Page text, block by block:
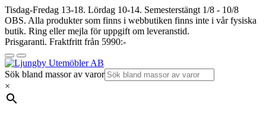
Tisdag-Fredag 13-18. Lördag 10-14. Semesterstängt 1/8 - 10/8
OBS. Alla produkter som finns i webbutiken finns inte i vår fysiska
butik. Ring eller mejla för uppgift om leveranstid.
Prisgaranti. Fraktfritt från 5990:-
Sök bland massor av varor
×